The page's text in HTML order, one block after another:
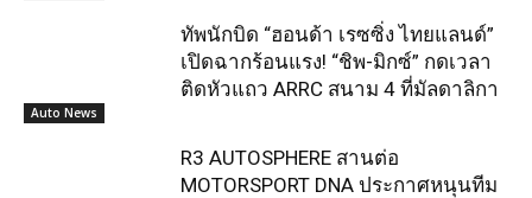
Auto News
ทัพนักบิด “ฮอนด้า เรซซิ่ง ไทยแลนด์”
เปิดฉากร้อนแรง! “ชิพ-มิกซ์” กดเวลา
ติดหัวแถว ARRC สนาม 4 ที่มัลดาลิกา
R3 AUTOSPHERE สานต่อ
MOTORSPORT DNA ประกาศหนุนทีม